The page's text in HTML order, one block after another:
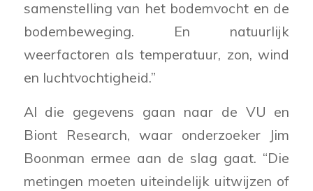
samenstelling van het bodemvocht en de
bodembeweging. En natuurlijk
weerfactoren als temperatuur, zon, wind
en luchtvochtigheid.”
Al die gegevens gaan naar de VU en
Biont Research, waar onderzoeker Jim
Boonman ermee aan de slag gaat. “Die
metingen moeten uiteindelijk uitwijzen of